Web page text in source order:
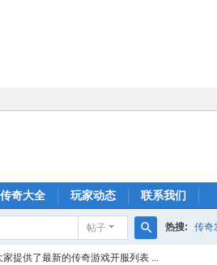
传奇大全 玩家动态 联系我们
帖子
搜
热搜: 传奇
家提供了最新的传奇游戏开服列表 ...